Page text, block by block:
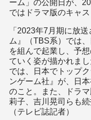
ーム」の公開日が、
ではドラマ版のキャ
「2023年7月期に放
ム』（TBS系）では
を組んで起業し、予
ていく姿が描かれま
では、日本でトップ
ンゲーム社』が、日
のこと。また、ドラ
莉子、吉川晃司らも
（テレビ誌記者）